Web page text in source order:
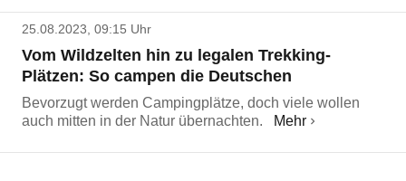
25.08.2023, 09:15 Uhr
Vom Wildzelten hin zu legalen Trekking-
Plätzen: So campen die Deutschen
Bevorzugt werden Campingplätze, doch viele wollen
auch mitten in der Natur übernachten.
Mehr